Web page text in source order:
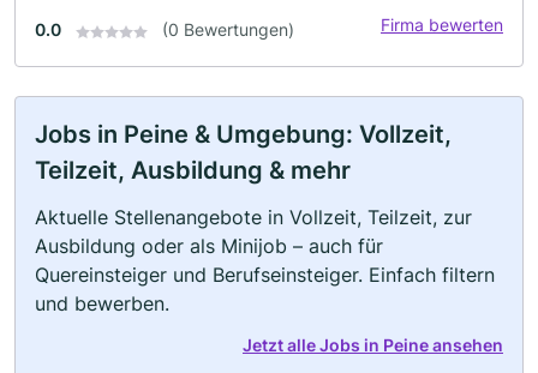
0.0 (0 Bewertungen) Firma bewerten
Jobs in Peine & Umgebung: Vollzeit,
Teilzeit, Ausbildung & mehr
Aktuelle Stellenangebote in Vollzeit, Teilzeit, zur
Ausbildung oder als Minijob – auch für
Quereinsteiger und Berufseinsteiger. Einfach filtern
und bewerben.
Jetzt alle Jobs in Peine ansehen